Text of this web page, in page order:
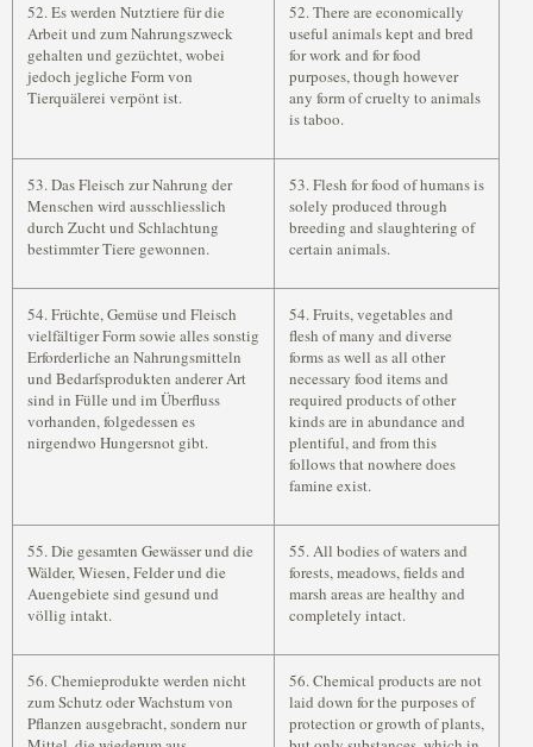
52. Es werden Nutztiere für die
Arbeit und zum Nahrungszweck
gehalten und gezüchtet, wobei
jedoch jegliche Form von
Tierquälerei verpönt ist.
52. There are economically
useful animals kept and bred
for work and for food
purposes, though however
any form of cruelty to animals
is taboo.
53. Das Fleisch zur Nahrung der
Menschen wird ausschliesslich
durch Zucht und Schlachtung
bestimmter Tiere gewonnen.
53. Flesh for food of humans is
solely produced through
breeding and slaughtering of
certain animals.
54. Früchte, Gemüse und Fleisch
vielfältiger Form sowie alles sonstig
Erforderliche an Nahrungsmitteln
und Bedarfsprodukten anderer Art
sind in Fülle und im Überfluss
vorhanden, folgedessen es
nirgendwo Hungersnot gibt.
54. Fruits, vegetables and
flesh of many and diverse
forms as well as all other
necessary food items and
required products of other
kinds are in abundance and
plentiful, and from this
follows that nowhere does
famine exist.
55. Die gesamten Gewässer und die
Wälder, Wiesen, Felder und die
Auengebiete sind gesund und
völlig intakt.
55. All bodies of waters and
forests, meadows, fields and
marsh areas are healthy and
completely intact.
56. Chemieprodukte werden nicht
zum Schutz oder Wachstum von
Pflanzen ausgebracht, sondern nur
56. Chemical products are not
laid down for the purposes of
protection or growth of plants,